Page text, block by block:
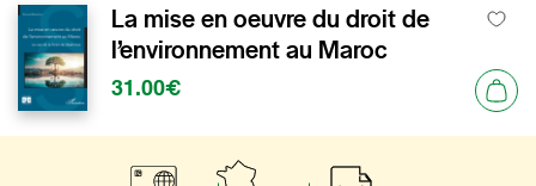
La mise en oeuvre du droit de
l’environnement au Maroc
31.00€